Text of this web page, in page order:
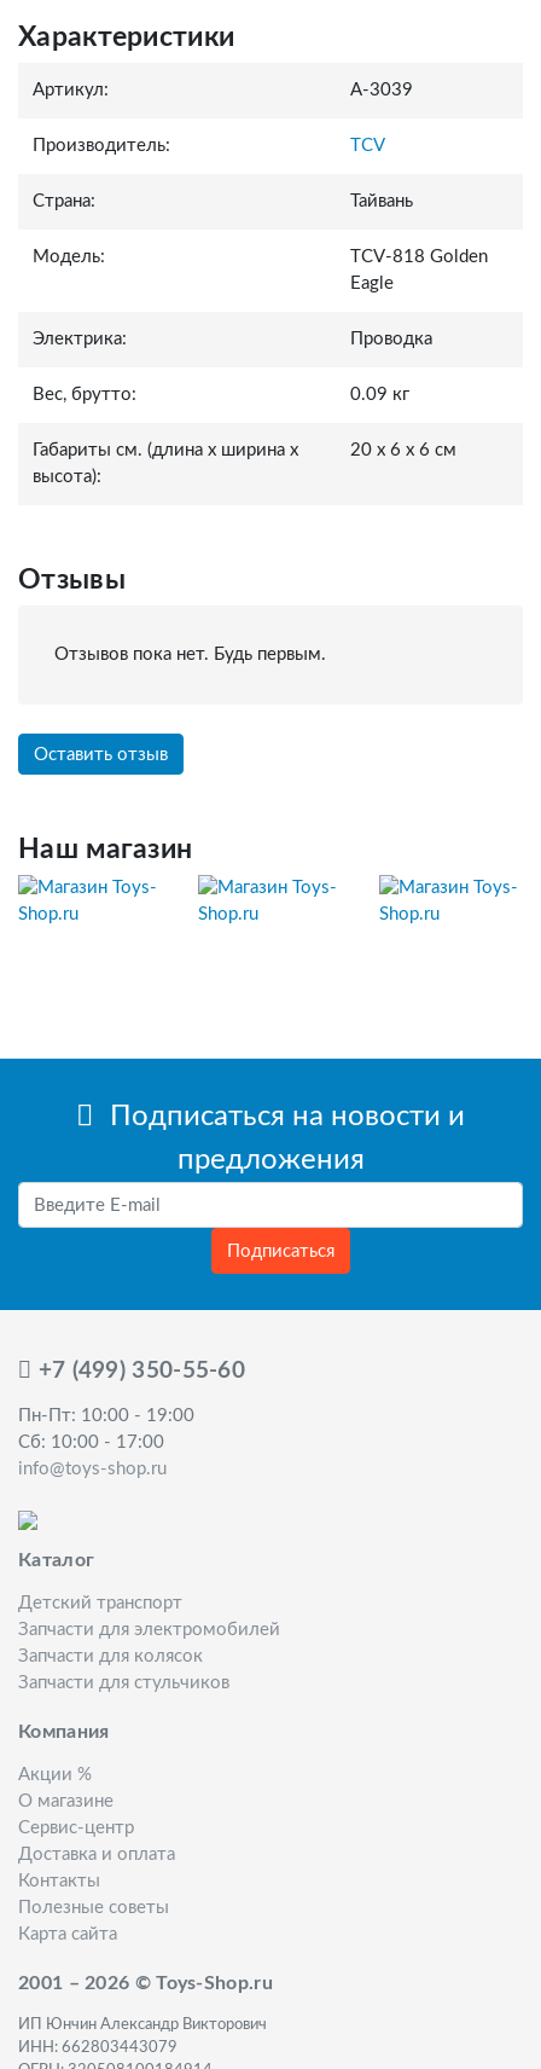
Характеристики
Артикул: A-3039
Производитель: TCV
Страна: Тайвань
Модель:
TCV-818 Golden
Eagle
Электрика: Проводка
Вес, брутто: 0.09 кг
Габариты см. (длина x ширина x
высота):
20 x 6 x 6 см
Отзывы
Отзывов пока нет. Будь первым.
Оставить отзыв
Наш магазин
Подписаться на новости и
предложения
Подписаться
+7 (499) 350-55-60
Пн-Пт: 10:00 - 19:00
Сб: 10:00 - 17:00
info@toys-shop.ru
Каталог
Детский транспорт
Запчасти для электромобилей
Запчасти для колясок
Запчасти для стульчиков
Компания
Акции %
О магазине
Сервис-центр
Доставка и оплата
Контакты
Полезные советы
Карта сайта
2001 – 2026 © Toys-Shop.ru
ИП Юнчин Александр Викторович
ИНН: 662803443079